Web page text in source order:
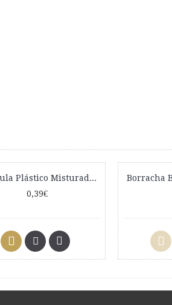
Espátula Plástico Misturadora Gel / Henna
0,39€